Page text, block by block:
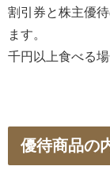
割引券と株主優
ます。
千円以上食べる
優待商品の